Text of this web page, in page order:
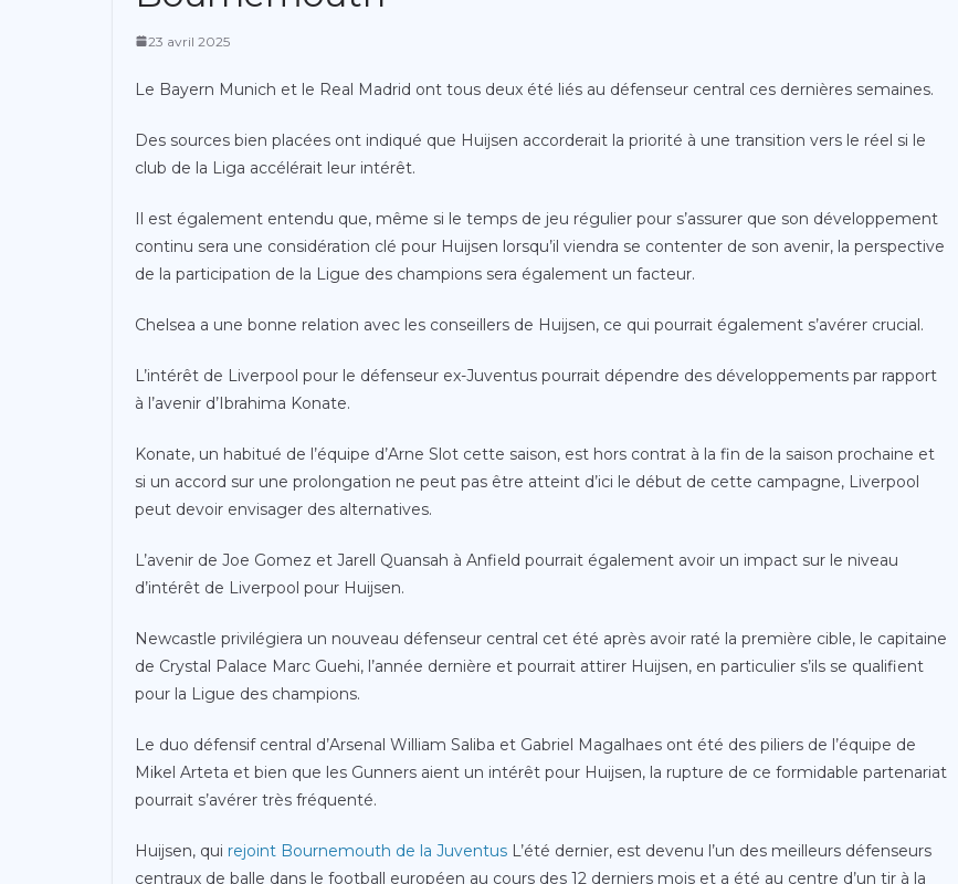
23 avril 2025
Le Bayern Munich et le Real Madrid ont tous deux été liés au défenseur central ces dernières semaines.
Des sources bien placées ont indiqué que Huijsen accorderait la priorité à une transition vers le réel si le
club de la Liga accélérait leur intérêt.
Il est également entendu que, même si le temps de jeu régulier pour s’assurer que son développement
continu sera une considération clé pour Huijsen lorsqu’il viendra se contenter de son avenir, la perspective
de la participation de la Ligue des champions sera également un facteur.
Chelsea a une bonne relation avec les conseillers de Huijsen, ce qui pourrait également s’avérer crucial.
L’intérêt de Liverpool pour le défenseur ex-Juventus pourrait dépendre des développements par rapport
à l’avenir d’Ibrahima Konate.
Konate, un habitué de l’équipe d’Arne Slot cette saison, est hors contrat à la fin de la saison prochaine et
si un accord sur une prolongation ne peut pas être atteint d’ici le début de cette campagne, Liverpool
peut devoir envisager des alternatives.
L’avenir de Joe Gomez et Jarell Quansah à Anfield pourrait également avoir un impact sur le niveau
d’intérêt de Liverpool pour Huijsen.
Newcastle privilégiera un nouveau défenseur central cet été après avoir raté la première cible, le capitaine
de Crystal Palace Marc Guehi, l’année dernière et pourrait attirer Huijsen, en particulier s’ils se qualifient
pour la Ligue des champions.
Le duo défensif central d’Arsenal William Saliba et Gabriel Magalhaes ont été des piliers de l’équipe de
Mikel Arteta et bien que les Gunners aient un intérêt pour Huijsen, la rupture de ce formidable partenariat
pourrait s’avérer très fréquenté.
Huijsen, qui rejoint Bournemouth de la Juventus L’été dernier, est devenu l’un des meilleurs défenseurs
centraux de balle dans le football européen au cours des 12 derniers mois et a été au centre d’un tir à la